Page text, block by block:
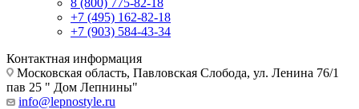
8 (800) 775-82-18
+7 (495) 162-82-18
+7 (903) 584-43-34
Контактная информация
Московская область, Павловская Слобода, ул. Ленина 76/1
пав 25 " Дом Лепнины"
info@lepnostyle.ru